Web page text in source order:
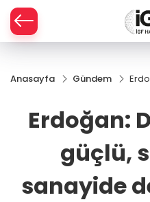
Anasayfa Gündem
Erdoğan:
güçlü,
sanayide